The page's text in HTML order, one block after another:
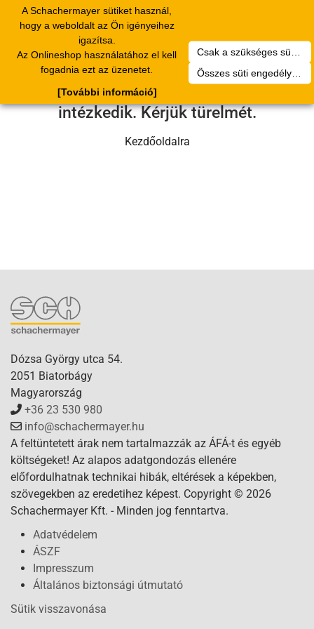
A Schachermayer sütiket használ,
hogy a weboldalt az Ön igényeihez
igazítsa.
Az Onlineshop használatához el kell
fogadnia ezt az üzenetet.
Összes süti engedélyezése
[További információ]
navigation
Sajnos technikai hiba történt.
Szervizcsapatunk hamarosan
intézkedik. Kérjük türelmét.
Kezdőoldalra
Dózsa György utca 54.
2051 Biatorbágy
Magyarország
+36 23 530 980
info@schachermayer.hu
A feltüntetett árak nem tartalmazzák az ÁFÁ-t és egyéb
költségeket! Az alapos adatgondozás ellenére
előfordulhatnak technikai hibák, eltérések a képekben,
szövegekben az eredetihez képest. Copyright © 2026
Schachermayer Kft. - Minden jog fenntartva.
Adatvédelem
ÁSZF
Impresszum
Általános biztonsági útmutató
Sütik visszavonása